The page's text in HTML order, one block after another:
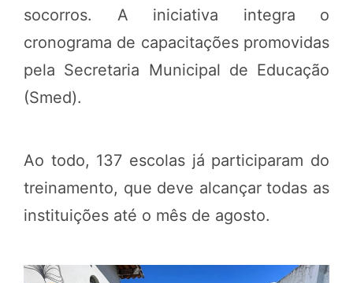
socorros. A iniciativa integra o
cronograma de capacitações promovidas
pela Secretaria Municipal de Educação
(Smed).
Ao todo, 137 escolas já participaram do
treinamento, que deve alcançar todas as
instituições até o mês de agosto.